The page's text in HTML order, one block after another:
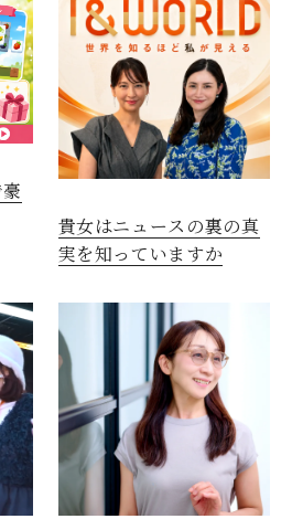
貴女はニュースの裏の真
実を知っていますか